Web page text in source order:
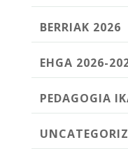
BERRIAK 2026
EHGA 2026-
PEDAGOGIA